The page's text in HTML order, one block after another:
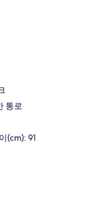
통로
(cm): 91